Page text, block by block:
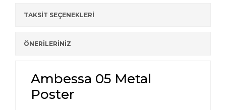
TAKSİT SEÇENEKLERİ
ÖNERİLERİNİZ
Ambessa 05 Metal
Poster